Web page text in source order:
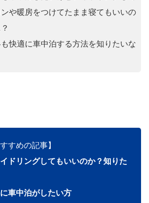
や暖房をつけてたまま寝てもいいの
快適に車中泊する方法を知りたいな
すめの記事】
ドリングしてもいいのか？知りた
車中泊がしたい方